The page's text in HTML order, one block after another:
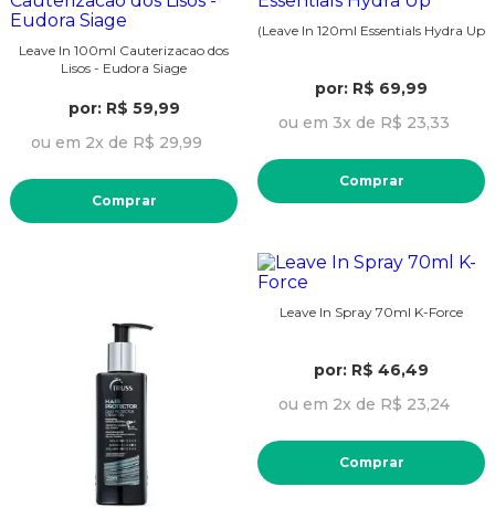
Leave In 100ml Cauterizacao dos
Lisos - Eudora Siage
por: R$ 59,99
ou em 2x de R$ 29,99
Comprar
(Leave In 120ml Essentials Hydra Up
por: R$ 69,99
ou em 3x de R$ 23,33
Comprar
Leave In Spray 70ml K-Force
por: R$ 46,49
ou em 2x de R$ 23,24
Comprar